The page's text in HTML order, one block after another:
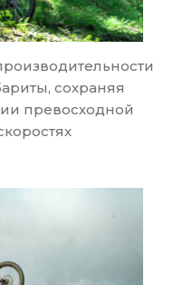
сохраняя
превосходной